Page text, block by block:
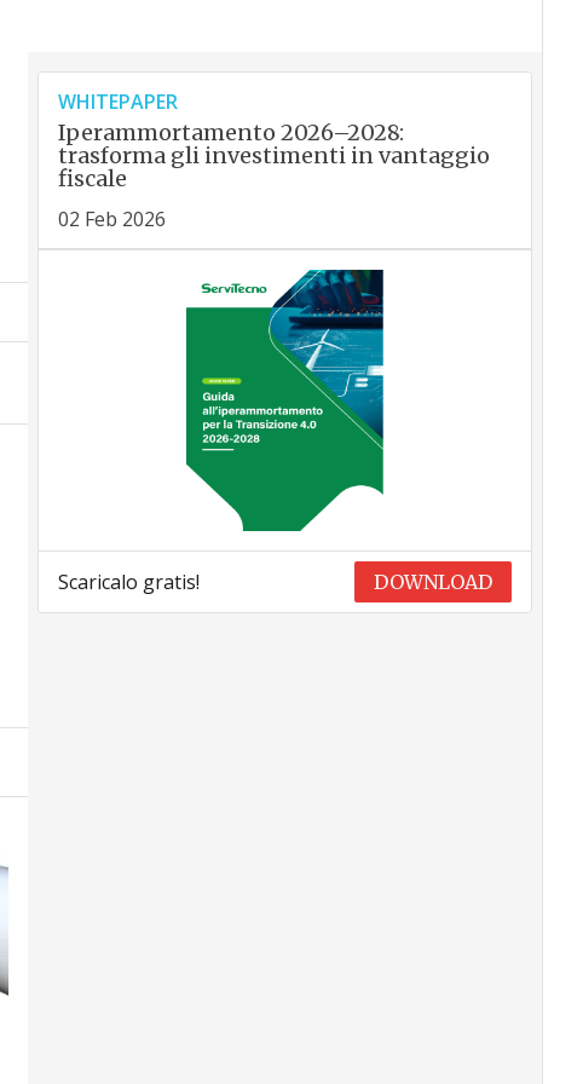
WHITEPAPER
Iperammortamento 2026–2028:
trasforma gli investimenti in vantaggio
fiscale
02 Feb 2026
Scaricalo gratis! DOWNLOAD